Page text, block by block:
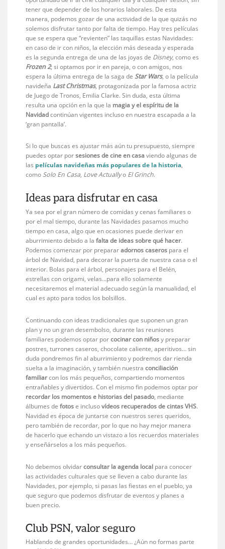
tener que depender de los horarios laborales. De esta
manera, podemos gozar de una actividad de la que quizás no
solemos disfrutar tanto por falta de tiempo. Hay tres películas
que se espera que “revienten” las taquillas estas Navidades:
en caso de ir con niños, la elección más deseada y esperada
es la segunda entrega de una de las joyas de Disney, como es
Frozen 2; si optamos por ir en pareja, o con amigos, nos
espera la última entrega de la saga deStar Wars, o la película
navideña Last Christmas, protagonizada por la famosa actriz
de Juego de Tronos, Emilia Clarke. Sin duda, esta última
resulta una opción en la que la magia y el espíritu de la
Navidadcontinúan vigentes incluso en nuestra escapada a la
‘gran pantalla’.
Si lo que buscas es ajustar más aún tu presupuesto, siempre
puedes optar porsesiones de cine en casaviendo algunas de
las películas navideñas más populares de la historia,
como Solo En Casa, Love Actuallyo El Grinch.
Ideas para disfrutar en casa
Ya sea por el gran número de comidas y cenas familiares o
por el mal tiempo, durante las Navidades pasamos mucho
tiempo en casa, algo que en ocasiones puede derivar en
aburrimiento debido a lafalta de ideas sobre qué hacer.
Podemos comenzar por prepararadornos caseros para el
árbol de Navidad, para decorar la puerta de nuestra casa o el
interior. Bolas para el árbol, personajes para el Belén,
estrellas con origami, velas…para ello solamente
necesitaremos el material adecuado según la manualidad, el
cual es apto para todos los bolsillos.
Continuando con ideas tradicionales que suponen un gran
plan y no un gran desembolso, durante las reuniones
familiares podemos optar porcocinar con niñosy preparar
postres, turrones caseros, chocolate caliente, aperitivos… sin
duda pondremos fin al aburrimiento y podremos dar rienda
suelta a la imaginación, y también nuestraconciliación
familiarcon los más pequeños, compartiendo momentos
entrañables y divertidos. Con el mismo fin podemos optar por
recordar los momentos e historias del pasado, mediante
álbumes defotose inclusovídeos recuperados de cintas VHS.
Navidad es época de juntarse con nuestros seres queridos,
pero también de recordar, por lo que no hay mejor manera
de hacerlo que echando un vistazo a los recuerdos materiales
y enseñárselos a los más pequeños.
No debemos olvidarconsultar la agenda local para conocer
las actividades culturales que se lleven a cabo durante las
Navidades, por ejemplo, si pasas las fiestas en el pueblo, ya
que seguro que podemos disfrutar de eventos y planes a
buen precio.
Club PSN, valor seguro
Hablando de grandes oportunidades… ¿Aún no formas parte